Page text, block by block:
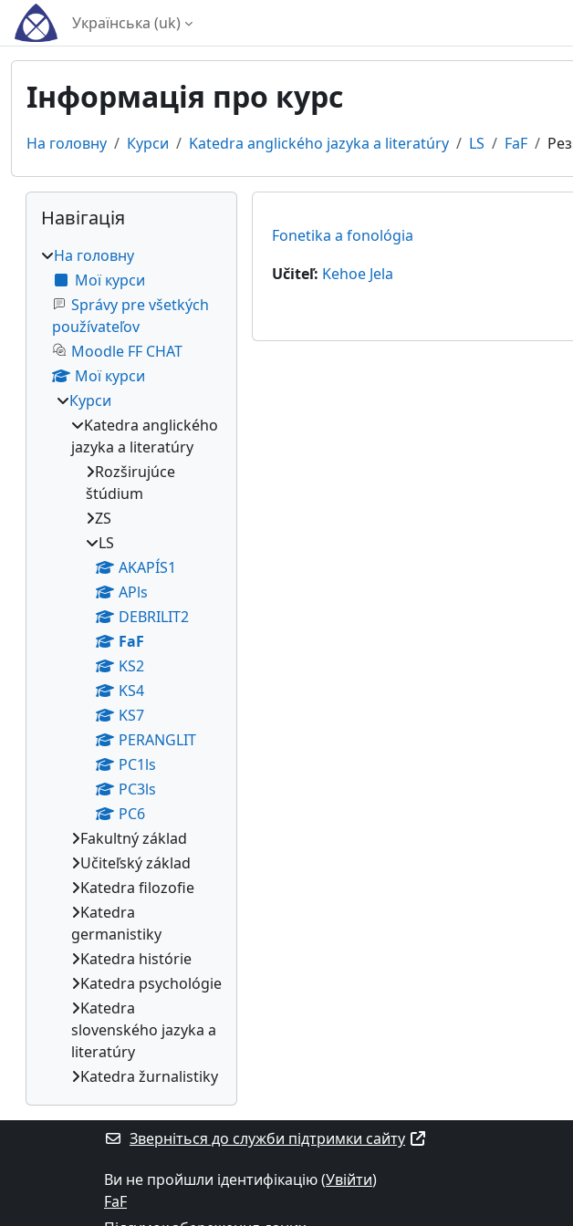
Перейти до головного вмісту
Українська ‎(uk)‎
Інформація про курс
На головну Курси Katedra anglického jazyka a literatúry LS FaF
Fonetika a fonológia
Učiteľ: Kehoe Jela
Блоки
Пропустити Навігація
Навігація
На головну
Мої курси
Správy pre všetkých
používateľov
Moodle FF CHAT
Мої курси
Курси
Katedra anglického
jazyka a literatúry
Rozširujúce
štúdium
ZS
LS
AKAPÍS1
APls
DEBRILIT2
FaF
KS2
KS4
KS7
PERANGLIT
PC1ls
PC3ls
PC6
Fakultný základ
Učiteľský základ
Katedra filozofie
Katedra
germanistiky
Katedra histórie
Katedra psychológie
Katedra
slovenského jazyka a
literatúry
Katedra žurnalistiky
Зверніться до служби підтримки сайту
Ви не пройшли ідентифікацію (Увійти)
FaF